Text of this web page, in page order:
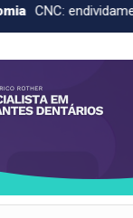
das famílias